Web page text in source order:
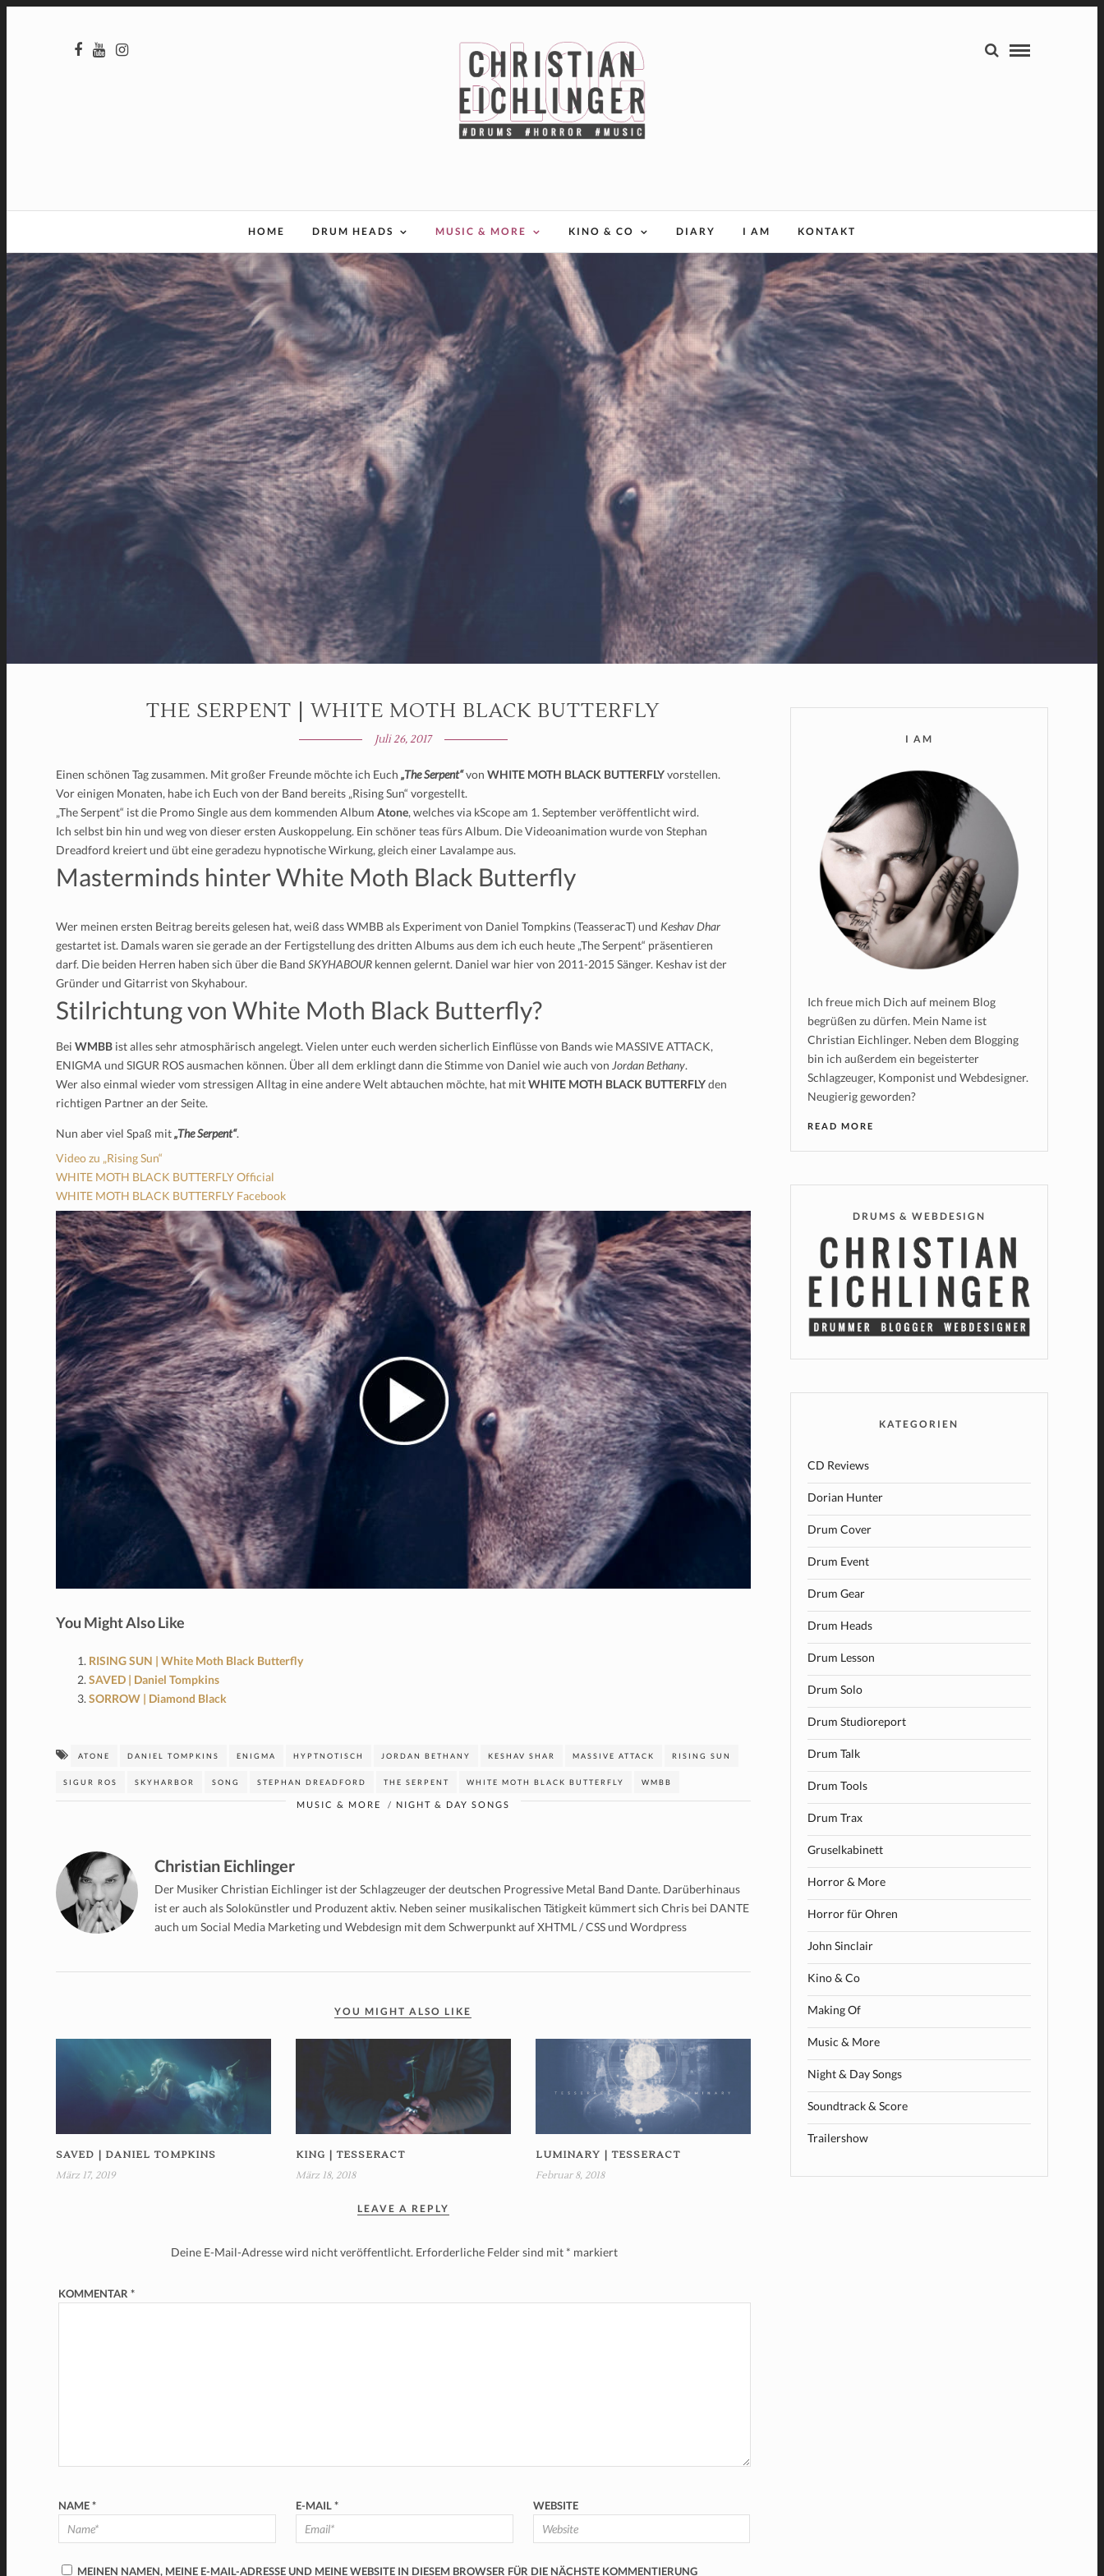
HOME DRUM HEADS MUSIC & MORE KINO & CO DIARY I AM KONTAKT
THE SERPENT | WHITE MOTH BLACK BUTTERFLY
Juli 26, 2017
Einen schönen Tag zusammen. Mit großer Freunde möchte ich Euch „The Serpent“von WHITE MOTH BLACK BUTTERFLYvorstellen.
Vor einigen Monaten, habe ich Euch von der Band bereits „Rising Sun“ vorgestellt.
„The Serpent“ ist die Promo Single aus dem kommenden Album Atone, welches via kScope am 1. September veröffentlicht wird.
Ich selbst bin hin und weg von dieser ersten Auskoppelung. Ein schöner teas fürs Album. Die Videoanimation wurde von Stephan
Dreadford kreiert und übt eine geradezu hypnotische Wirkung, gleich einer Lavalampe aus.
Masterminds hinter White Moth Black Butterfly
Wer meinen ersten Beitrag bereits gelesen hat, weiß dass WMBB als Experiment von Daniel Tompkins (TeasseracT) und Keshav Dhar
gestartet ist. Damals waren sie gerade an der Fertigstellung des dritten Albums aus dem ich euch heute „The Serpent“ präsentieren
darf. Die beiden Herren haben sich über die Band SKYHABOUR kennen gelernt. Daniel war hier von 2011-2015 Sänger. Keshav ist der
Gründer und Gitarrist von Skyhabour.
Stilrichtung von White Moth Black Butterfly?
Bei WMBB ist alles sehr atmosphärisch angelegt. Vielen unter euch werden sicherlich Einflüsse von Bands wie MASSIVE ATTACK,
ENIGMA und SIGUR ROS ausmachen können. Über all dem erklingt dann die Stimme von Daniel wie auch von Jordan Bethany.
Wer also einmal wieder vom stressigen Alltag in eine andere Welt abtauchen möchte, hat mitWHITE MOTH BLACK BUTTERFLYden
richtigen Partner an der Seite.
Nun aber viel Spaß mit„The Serpent“.
Video zu „Rising Sun“
WHITE MOTH BLACK BUTTERFLY Official
WHITE MOTH BLACK BUTTERFLY Facebook
You Might Also Like
RISING SUN | White Moth Black Butterfly
SAVED | Daniel Tompkins
SORROW | Diamond Black
ATONE DANIEL TOMPKINS ENIGMA HYPTNOTISCH JORDAN BETHANY KESHAV SHAR MASSIVE ATTACK RISING SUN
SIGUR ROS SKYHARBOR SONG STEPHAN DREADFORD THE SERPENT WHITE MOTH BLACK BUTTERFLY WMBB
MUSIC & MORE / NIGHT & DAY SONGS
Christian Eichlinger
Der Musiker Christian Eichlinger ist der Schlagzeuger der deutschen Progressive Metal Band Dante. Darüberhinaus
ist er auch als Solokünstler und Produzent aktiv. Neben seiner musikalischen Tätigkeit kümmert sich Chris bei DANTE
auch um Social Media Marketing und Webdesign mit dem Schwerpunkt auf XHTML / CSS und Wordpress
YOU MIGHT ALSO LIKE
SAVED | DANIEL TOMPKINS
März 17, 2019
KING | TESSERACT
März 18, 2018
LUMINARY | TESSERACT
Februar 8, 2018
LEAVE A REPLY
Deine E-Mail-Adresse wird nicht veröffentlicht. Erforderliche Felder sind mit * markiert
KOMMENTAR *
NAME* E-MAIL* WEBSITE
MEINEN NAMEN, MEINE E-MAIL-ADRESSE UND MEINE WEBSITE IN DIESEM BROWSER FÜR DIE NÄCHSTE KOMMENTIERUNG
I AM
Ich freue mich Dich auf meinem Blog
begrüßen zu dürfen. Mein Name ist
Christian Eichlinger. Neben dem Blogging
bin ich außerdem ein begeisterter
Schlagzeuger, Komponist und Webdesigner.
Neugierig geworden?
READ MORE
DRUMS & WEBDESIGN
KATEGORIEN
CD Reviews
Dorian Hunter
Drum Cover
Drum Event
Drum Gear
Drum Heads
Drum Lesson
Drum Solo
Drum Studioreport
Drum Talk
Drum Tools
Drum Trax
Gruselkabinett
Horror & More
Horror für Ohren
John Sinclair
Kino & Co
Making Of
Music & More
Night & Day Songs
Soundtrack & Score
Trailershow